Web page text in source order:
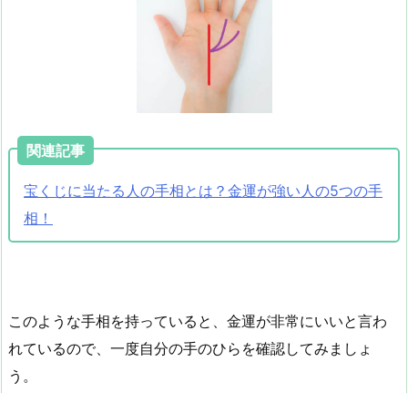
関連記事
宝くじに当たる人の手相とは？金運が強い人の5つの手
相！
このような手相を持っていると、金運が非常にいいと言わ
れているので、一度自分の手のひらを確認してみましょ
う。